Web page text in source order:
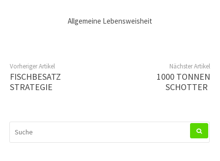
Allgemeine Lebensweisheit
Vorheriger Artikel
FISCHBESATZ
STRATEGIE
Nächster Artikel
1000 TONNEN
SCHOTTER
NACH: